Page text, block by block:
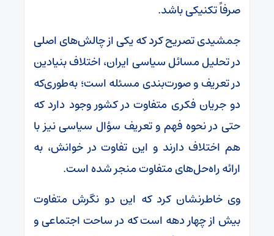
صرفاً تکنیکی باشد.
جمشیدی تصریح کرد که یکی از چالش‌های اصلی
در تحلیل مسائل سیاسی ایران، اختلاف بنیادین
در تعریف و صورت‌بندی مسئله است؛ به‌طوری‌که
دو جریان فکری متفاوت در کشور وجود دارد که
حتی در نحوه فهم و تعریف سؤال سیاسی نیز با
هم اختلاف دارند و این تفاوت در خوانش، به
ارائه راه‌حل‌های متفاوت منجر شده است.
وی خاطرنشان کرد که این دو نگرش متفاوت
بیش از چهار دهه است که در ساحت اجتماعی و